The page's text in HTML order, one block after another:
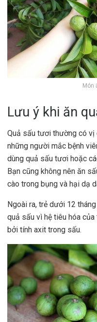
Món
Lưu ý khi ăn
Quả sấu tươi thường có vị
những người mắc bệnh
dùng quả sấu tươi hoặc
Bạn cũng không nên ăn
cào trong bụng và hại dạ
Ngoài ra, trẻ dưới 12
quả sấu vì hệ tiêu hóa
bởi tính axit trong sấu.